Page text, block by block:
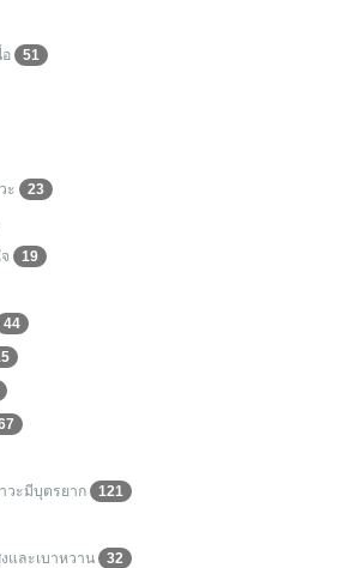
51
ะ
23
19
44
วะมีบุตรยาก
121
และเบาหวาน
32